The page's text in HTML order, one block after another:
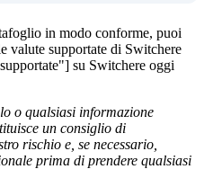
in modo conforme, puoi
valute supportate di Switchere
su Switchere oggi
o qualsiasi informazione
un consiglio di
rischio e, se necessario,
prima di prendere qualsiasi